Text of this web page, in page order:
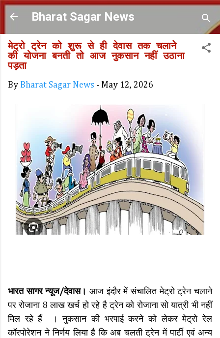
Skip to main content
Bharat Sagar News
मेट्रो ट्रेन को शुरू से ही देवास तक चलाने
की योजना बनती तो आज नुकसान नहीं उठाना
पड़ता
By Bharat Sagar News - May 12, 2026
भारत सागर न्यूज/देवास। आज इंदौर में संचालित मेट्रो ट्रेन चलाने
पर रोजाना 8 लाख खर्च हो रहे है ट्रेन को रोजाना सो यात्री भी नहीं
मिल रहे हैं । नुकसान की भरपाई करने को लेकर मेट्रो रेल
कॉरपोरेशन ने निर्णय लिया है कि अब चलती ट्रेन में पार्टी एवं अन्य